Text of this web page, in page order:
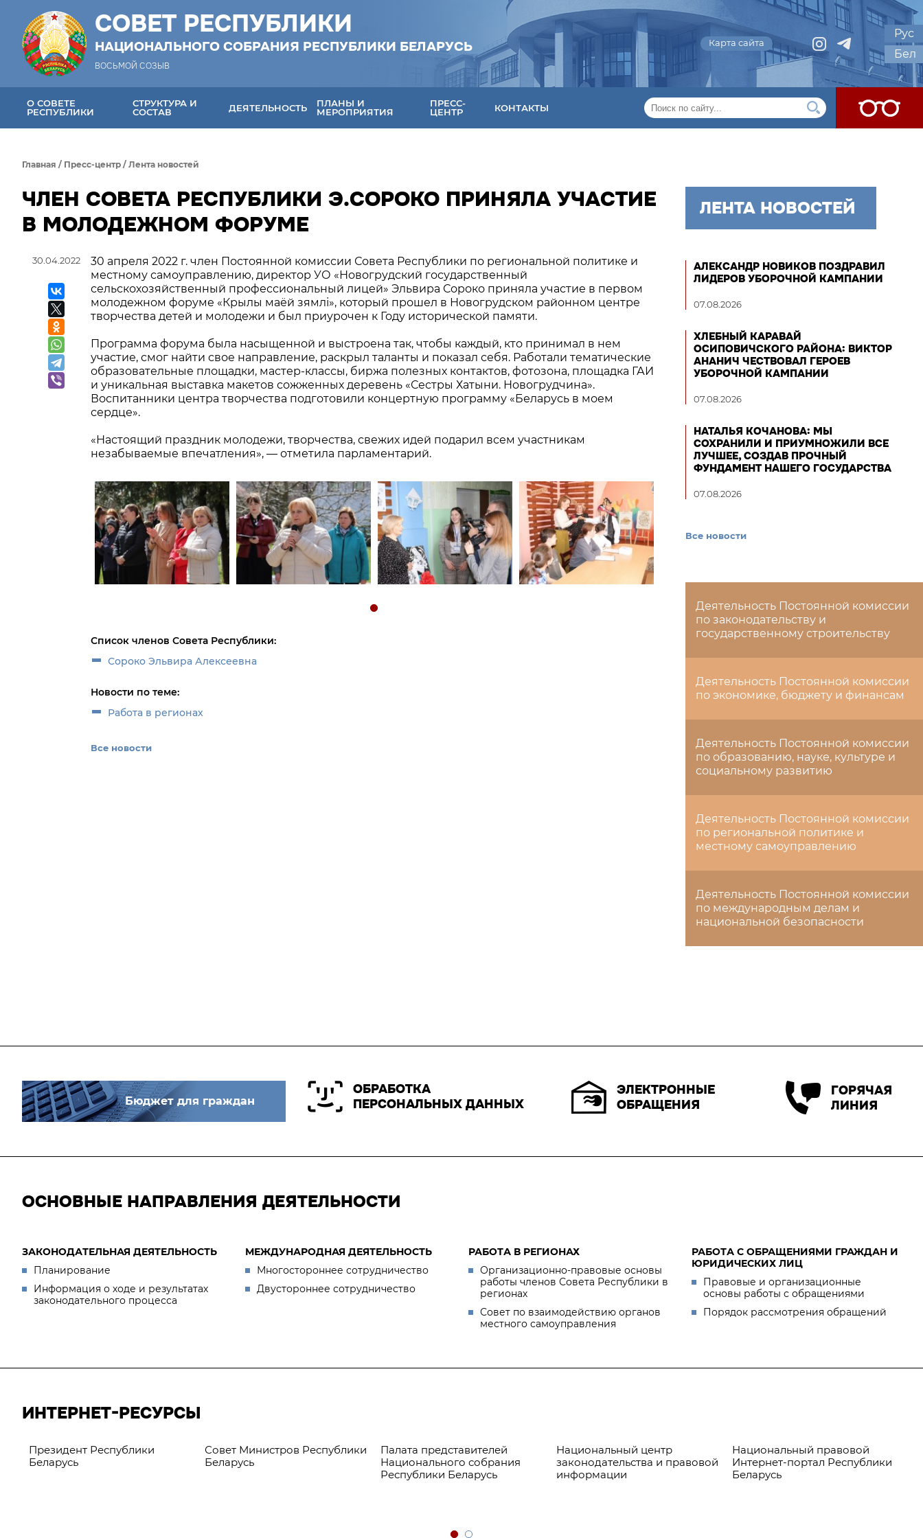
СОВЕТ РЕСПУБЛИКИ
НАЦИОНАЛЬНОГО СОБРАНИЯ РЕСПУБЛИКИ БЕЛАРУСЬ
ВОСЬМОЙ СОЗЫВ
Карта сайта
Рус
Бел
О СОВЕТЕ
РЕСПУБЛИКИ
СТРУКТУРА И
СОСТАВ
ДЕЯТЕЛЬНОСТЬ
ПЛАНЫ И
МЕРОПРИЯТИЯ
ПРЕСС-
ЦЕНТР
КОНТАКТЫ
Главная / Пресс-центр / Лента новостей
ЧЛЕН СОВЕТА РЕСПУБЛИКИ Э.СОРОКО ПРИНЯЛА УЧАСТИЕ
В МОЛОДЕЖНОМ ФОРУМЕ
30.04.2022
30 апреля 2022 г. член Постоянной комиссии Совета Республики по региональной политике и
местному самоуправлению, директор УО «Новогрудский государственный
сельскохозяйственный профессиональный лицей» Эльвира Сороко приняла участие в первом
молодежном форуме «Крылы маёй зямлі», который прошел в Новогрудском районном центре
творчества детей и молодежи и был приурочен к Году исторической памяти.
Программа форума была насыщенной и выстроена так, чтобы каждый, кто принимал в нем
участие, смог найти свое направление, раскрыл таланты и показал себя. Работали тематические
образовательные площадки, мастер-классы, биржа полезных контактов, фотозона, площадка ГАИ
и уникальная выставка макетов сожженных деревень «Сестры Хатыни. Новогрудчина».
Воспитанники центра творчества подготовили концертную программу «Беларусь в моем
сердце».
«Настоящий праздник молодежи, творчества, свежих идей подарил всем участникам
незабываемые впечатления», — отметила парламентарий.
Список членов Совета Республики:
Сороко Эльвира Алексеевна
Новости по теме:
Работа в регионах
Все новости
ЛЕНТА НОВОСТЕЙ
АЛЕКСАНДР НОВИКОВ ПОЗДРАВИЛ
ЛИДЕРОВ УБОРОЧНОЙ КАМПАНИИ
07.08.2026
ХЛЕБНЫЙ КАРАВАЙ
ОСИПОВИЧСКОГО РАЙОНА: ВИКТОР
АНАНИЧ ЧЕСТВОВАЛ ГЕРОЕВ
УБОРОЧНОЙ КАМПАНИИ
07.08.2026
НАТАЛЬЯ КОЧАНОВА: МЫ
СОХРАНИЛИ И ПРИУМНОЖИЛИ ВСЕ
ЛУЧШЕЕ, СОЗДАВ ПРОЧНЫЙ
ФУНДАМЕНТ НАШЕГО ГОСУДАРСТВА
07.08.2026
Все новости
Деятельность Постоянной комиссии
по законодательству и
государственному строительству
Деятельность Постоянной комиссии
по экономике, бюджету и финансам
Деятельность Постоянной комиссии
по образованию, науке, культуре и
социальному развитию
Деятельность Постоянной комиссии
по региональной политике и
местному самоуправлению
Деятельность Постоянной комиссии
по международным делам и
национальной безопасности
Бюджет для граждан
ОБРАБОТКА
ПЕРСОНАЛЬНЫХ ДАННЫХ
ЭЛЕКТРОННЫЕ
ОБРАЩЕНИЯ
ГОРЯЧАЯ
ЛИНИЯ
ОСНОВНЫЕ НАПРАВЛЕНИЯ ДЕЯТЕЛЬНОСТИ
ЗАКОНОДАТЕЛЬНАЯ ДЕЯТЕЛЬНОСТЬ
Планирование
Информация о ходе и результатах
законодательного процесса
МЕЖДУНАРОДНАЯ ДЕЯТЕЛЬНОСТЬ
Многостороннее сотрудничество
Двустороннее сотрудничество
РАБОТА В РЕГИОНАХ
Организационно-правовые основы
работы членов Совета Республики в
регионах
Совет по взаимодействию органов
местного самоуправления
РАБОТА С ОБРАЩЕНИЯМИ ГРАЖДАН И
ЮРИДИЧЕСКИХ ЛИЦ
Правовые и организационные
основы работы с обращениями
Порядок рассмотрения обращений
ИНТЕРНЕТ-РЕСУРСЫ
Президент Республики
Беларусь
Совет Министров Республики
Беларусь
Палата представителей
Национального собрания
Республики Беларусь
Национальный центр
законодательства и правовой
информации
Национальный правовой
Интернет-портал Республики
Беларусь